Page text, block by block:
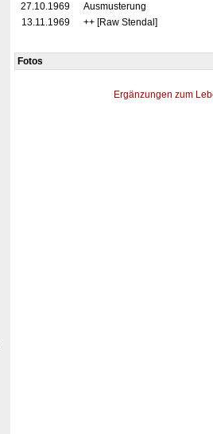
27.10.1969
Ausmusterung
13.11.1969
++ [Raw Stendal]
Fotos
Ergänzungen zum